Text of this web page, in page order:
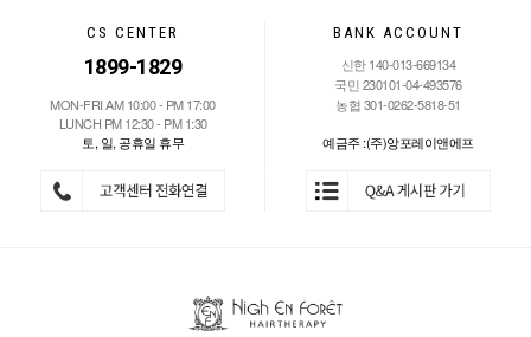
CS CENTER
1899-1829
MON-FRI AM 10:00 - PM 17:00
LUNCH PM 12:30 - PM 1:30
토, 일, 공휴일 휴무
BANK ACCOUNT
신한 140-013-669134
국민 230101-04-493576
농협 301-0262-5818-51
예금주 :(주)앙포레이앤에프